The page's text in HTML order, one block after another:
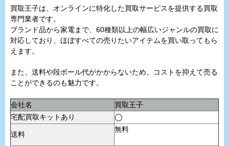
買取王子は、オンラインに特化した買取サービスを提供する買取
専門業者です。
ブランド品から家電まで、60種類以上の幅広いジャンルの買取に
対応しており、ほぼすべての売りたいアイテムを買い取ってもら
えます。
また、送料や段ボール代がかからないため、コストを抑えて売る
ことができるのも魅力です。
会社名
買取王子
宅配買取キットあり
◯
送料
無料